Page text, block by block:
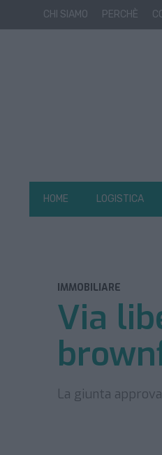
CHI SIAMO PERCHÈ
HOME LOGISTICA
IMMOBILIARE
Via
La giunta